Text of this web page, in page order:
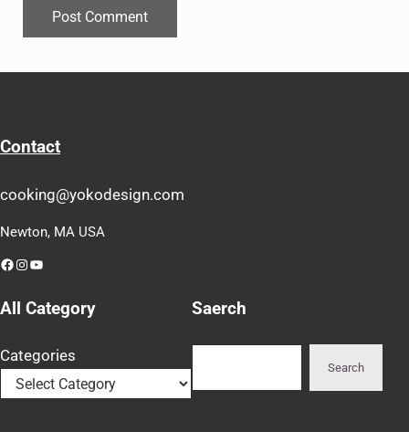
Contact
cooking@yokodesign.com
Newton, MA USA
Facebook
Instagram
YouTube
All Category
Categories
Saerch
Search